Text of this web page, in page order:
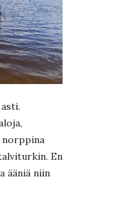
norppina
En
ääniä niin